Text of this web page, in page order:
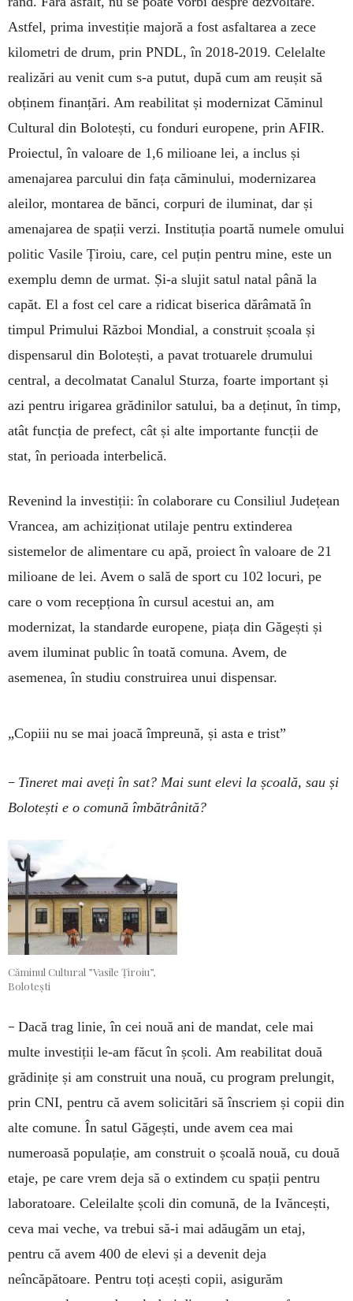
Astfel, prima investiție majoră a fost asfaltarea a zece
kilometri de drum, prin PNDL, în 2018-2019. Celelalte
realizări au venit cum s-a putut, după cum am reușit să
obținem finanțări. Am reabilitat și modernizat Căminul
Cultural din Bolotești, cu fonduri europene, prin AFIR.
Proiectul, în valoare de 1,6 milioane lei, a inclus și
amenajarea parcului din fața căminului, modernizarea
aleilor, montarea de bănci, corpuri de iluminat, dar și
amenajarea de spații verzi. Instituția poartă numele omului
politic Vasile Țiroiu, care, cel puțin pentru mine, este un
exemplu demn de urmat. Și-a slujit satul natal până la
capăt. El a fost cel care a ridicat biserica dărâmată în
timpul Primului Război Mondial, a construit școala și
dispensarul din Bolotești, a pavat trotuarele drumului
central, a decolmatat Canalul Sturza, foarte important și
azi pentru irigarea grădinilor satului, ba a deținut, în timp,
atât funcția de prefect, cât și alte importante funcții de
stat, în perioada interbelică.
Revenind la investiții: în colaborare cu Consiliul Județean
Vrancea, am achiziționat utilaje pentru extinderea
sistemelor de alimentare cu apă, proiect în valoare de 21
milioane de lei. Avem o sală de sport cu 102 locuri, pe
care o vom recepționa în cursul acestui an, am
modernizat, la standarde europene, piața din Găgești și
avem iluminat public în toată comuna. Avem, de
asemenea, în studiu construirea unui ­dispensar.
„Copiii nu se mai joacă împreună, și asta e trist”
– Tineret mai aveți în sat? Mai sunt elevi la școală, sau și
Bolotești e o comună îmbătrânită?
Căminul Cultural ”Vasile Țiroiu”,
Bolotești
– Dacă trag linie, în cei nouă ani de mandat, cele mai
multe investiții le-am făcut în școli. Am reabilitat două
grădinițe și am construit una nouă, cu program prelungit,
prin CNI, pentru că avem solicitări să înscriem și copii din
alte comune. În satul Găgești, unde avem cea mai
numeroasă populație, am construit o școală nouă, cu două
etaje, pe care vrem deja să o extindem cu spații pentru
laboratoare. Celeilalte școli din comună, de la Ivăncești,
ceva mai veche, va trebui să-i mai adăugăm un etaj,
pentru că avem 400 de elevi și a devenit deja
neîncăpătoare. Pentru toți acești copii, asigurăm